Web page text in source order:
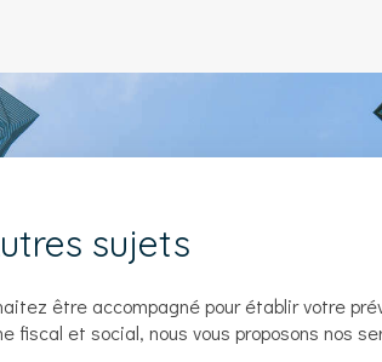
sujets
être accompagné pour établir votre
fiscal et social, nous vous proposons nos